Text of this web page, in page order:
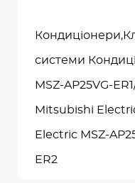
системи
MSZ-AP25VG-
Mitsubishi
Electric MSZ-
ER2